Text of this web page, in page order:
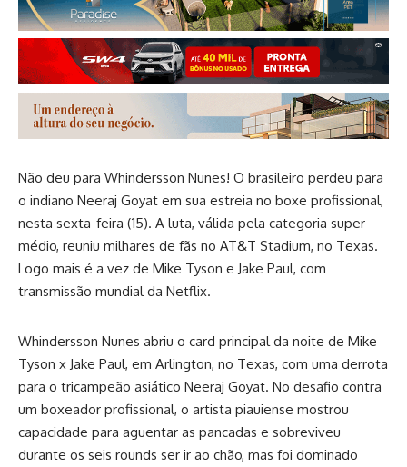
Não deu para Whindersson Nunes! O brasileiro perdeu para
o indiano Neeraj Goyat em sua estreia no boxe profissional,
nesta sexta-feira (15). A luta, válida pela categoria super-
médio, reuniu milhares de fãs no AT&T Stadium, no Texas.
Logo mais é a vez de Mike Tyson e Jake Paul, com
transmissão mundial da Netflix.
Whindersson Nunes abriu o card principal da noite de Mike
Tyson x Jake Paul, em Arlington, no Texas, com uma derrota
para o tricampeão asiático Neeraj Goyat. No desafio contra
um boxeador profissional, o artista piauiense mostrou
capacidade para aguentar as pancadas e sobreviveu
durante os seis rounds ser ir ao chão, mas foi dominado